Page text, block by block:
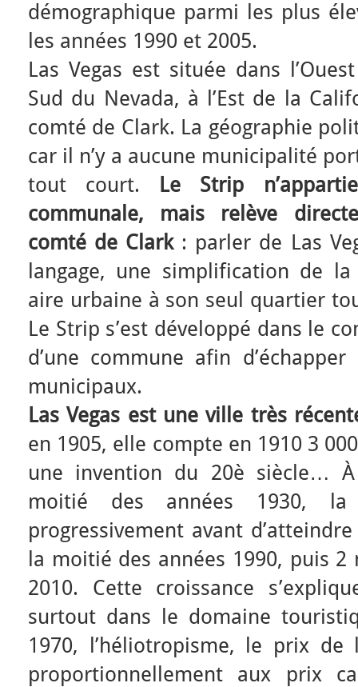
démographique parmi les plus
les années 1990 et 2005.
Las Vegas est située dans
Sud du Nevada, à l’Est de la
comté de Clark. La géographie
car il n’y a aucune municipalité
tout court.
Le Strip
communale, mais relève
comté de Clark: parler de Las
langage, une simplification de
aire urbaine à son seul quartier
Le Strip s’est développé dans le
d’une commune afin
municipaux.
Las Vegas est une ville très
en 1905, elle compte en 1910 3
une invention du 20è siècle…
moitié des années 1930, la
progressivement avant
la moitié des années 1990, puis
2010. Cette croissance
surtout dans le domaine
1970, l’héliotropisme, le prix de
proportionnellement aux prix